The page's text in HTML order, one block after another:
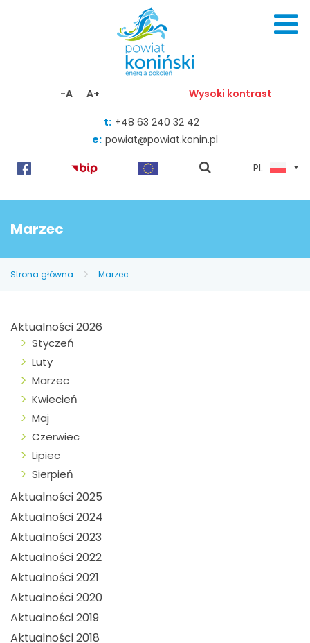
-A A+ Wysoki kontrast
t: +48 63 240 32 42
e: powiat@powiat.konin.pl
pokaż
PL
Marzec
Strona główna Marzec
Aktualności 2026
Styczeń
Luty
Marzec
Kwiecień
Maj
Czerwiec
Lipiec
Sierpień
Aktualności 2025
Aktualności 2024
Aktualności 2023
Aktualności 2022
Aktualności 2021
Aktualności 2020
Aktualności 2019
Aktualności 2018